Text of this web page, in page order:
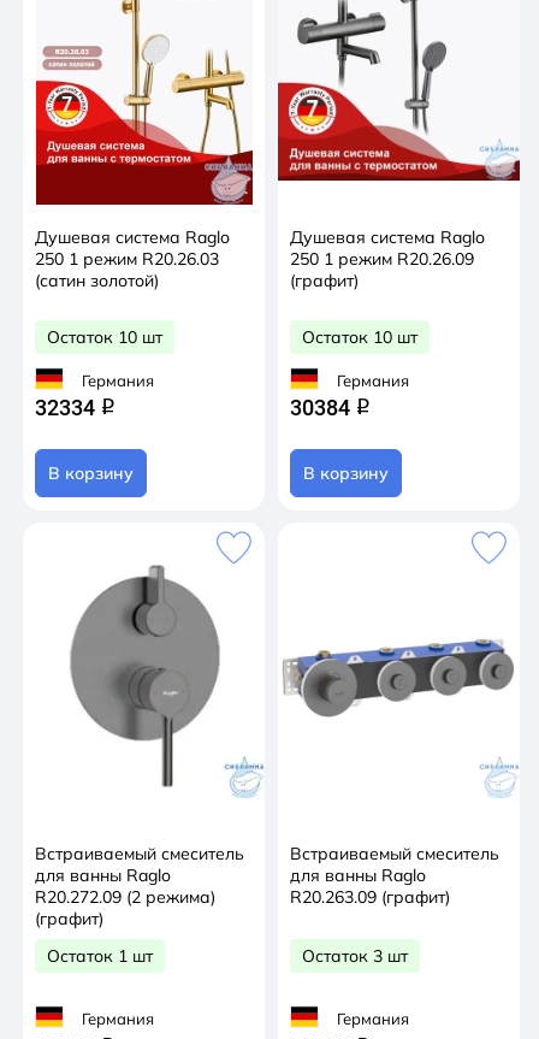
Душевая система Raglo
250 1 режим R20.26.03
(сатин золотой)
Остаток 10 шт
Германия
32334 q
В корзину
Душевая система Raglo
250 1 режим R20.26.09
(графит)
Остаток 10 шт
Германия
30384 q
В корзину
Встраиваемый смеситель
для ванны Raglo
R20.272.09 (2 режима)
(графит)
Остаток 1 шт
Германия
Встраиваемый смеситель
для ванны Raglo
R20.263.09 (графит)
Остаток 3 шт
Германия